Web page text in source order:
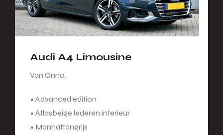
Audi A4 Limousine
Van Onno.
• Advanced edition
• Atlasbeige lederen interieur
• Manhattangrijs